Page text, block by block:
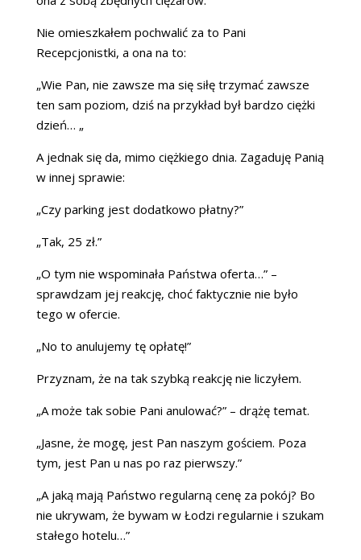
Nie omieszkałem pochwalić za to Pani
Recepcjonistki, a ona na to:
„Wie Pan, nie zawsze ma się siłę trzymać zawsze
ten sam poziom, dziś na przykład był bardzo ciężki
dzień… „
A jednak się da, mimo ciężkiego dnia. Zagaduję Panią
w innej sprawie:
„Czy parking jest dodatkowo płatny?”
„Tak, 25 zł.”
„O tym nie wspominała Państwa oferta…” –
sprawdzam jej reakcję, choć faktycznie nie było
tego w ofercie.
„No to anulujemy tę opłatę!”
Przyznam, że na tak szybką reakcję nie liczyłem.
„A może tak sobie Pani anulować?” – drążę temat.
„Jasne, że mogę, jest Pan naszym gościem. Poza
tym, jest Pan u nas po raz pierwszy.”
„A jaką mają Państwo regularną cenę za pokój? Bo
nie ukrywam, że bywam w Łodzi regularnie i szukam
stałego hotelu…”